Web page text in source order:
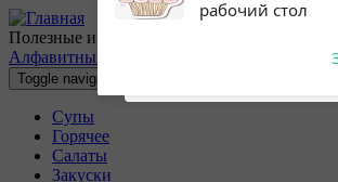
отправлять
Subscribe to our
To enable permission prompts,
Перейти к основному содержанию
Полезные и очень вкусные кулинарные
Алфавитный указатель
Toggle navigation
Супы
Горячее
Салаты
Закуски